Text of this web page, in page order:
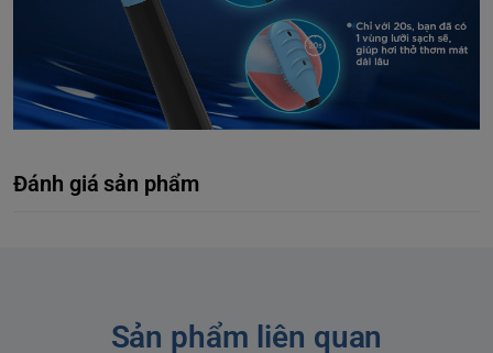
Đánh giá sản phẩm
Sản phẩm liên quan